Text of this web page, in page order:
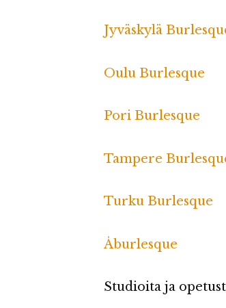
Jyväskylä
Oulu Burlesque
Pori Burlesque
Tampere
Turku Burlesque
Åburlesque
Studioita ja